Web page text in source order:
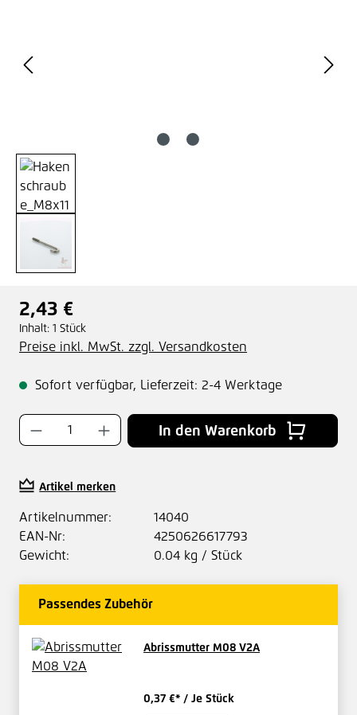
Regulärer Preis:
2,43 €
Inhalt: 1 Stück
Preise inkl. MwSt. zzgl. Versandkosten
Sofort verfügbar, Lieferzeit: 2-4 Werktage
Produkt Anzahl: Gib den gewünschten
In den Warenkorb
Artikel merken
Artikelnummer:
14040
EAN-Nr:
4250626617793
Gewicht:
0.04 kg / Stück
Passendes Zubehör
Abrissmutter M08 V2A
0,37 €* / Je Stück